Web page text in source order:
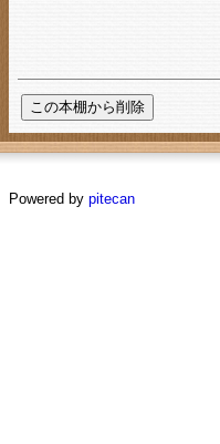
Powered by pitecan